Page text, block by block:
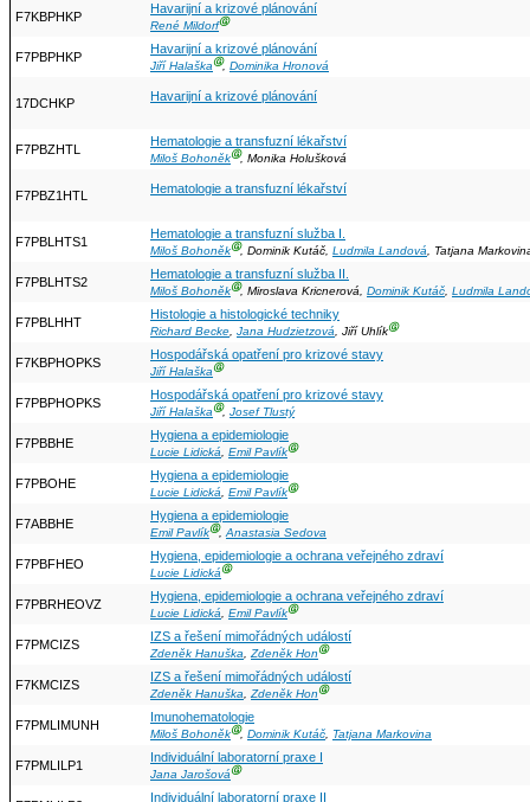
F7KBPHKP
Havarijní a krizové plánování
René MildorfⒼ
F7PBPHKP
Havarijní a krizové plánování
Jiří HalaškaⒼ, Dominika Hronová
17DCHKP Havarijní a krizové plánování
F7PBZHTL
Hematologie a transfuzní lékařství
Miloš BohoněkⒼ, Monika Holušková
F7PBZ1HTL Hematologie a transfuzní lékařství
F7PBLHTS1
Hematologie a transfuzní služba I.
Miloš BohoněkⒼ, Dominik Kutáč, Ludmila Landová, Tatjana
F7PBLHTS2
Hematologie a transfuzní služba II.
Miloš BohoněkⒼ, Miroslava Kricnerová, Dominik Kutáč, Ludmila
F7PBLHHT
Histologie a histologické techniky
Richard Becke, Jana Hudzietzová, Jiří UhlíkⒼ
F7KBPHOPKS
Hospodářská opatření pro krizové stavy
Jiří HalaškaⒼ
F7PBPHOPKS
Hospodářská opatření pro krizové stavy
Jiří HalaškaⒼ, Josef Tlustý
F7PBBHE
Hygiena a epidemiologie
Lucie Lidická, Emil PavlíkⒼ
F7PBOHE
Hygiena a epidemiologie
Lucie Lidická, Emil PavlíkⒼ
F7ABBHE
Hygiena a epidemiologie
Emil PavlíkⒼ,Anastasia Sedova
F7PBFHEO
Hygiena, epidemiologie a ochrana veřejného zdraví
Lucie LidickáⒼ
F7PBRHEOVZ
Hygiena, epidemiologie a ochrana veřejného zdraví
Lucie Lidická, Emil PavlíkⒼ
F7PMCIZS
IZS a řešení mimořádných událostí
Zdeněk Hanuška,Zdeněk HonⒼ
F7KMCIZS
IZS a řešení mimořádných událostí
Zdeněk Hanuška,Zdeněk HonⒼ
F7PMLIMUNH
Imunohematologie
Miloš BohoněkⒼ, Dominik Kutáč, Tatjana Markovina
F7PMLILP1
Individuální laboratorní praxe I
Jana JarošováⒼ
Individuální laboratorní praxe II